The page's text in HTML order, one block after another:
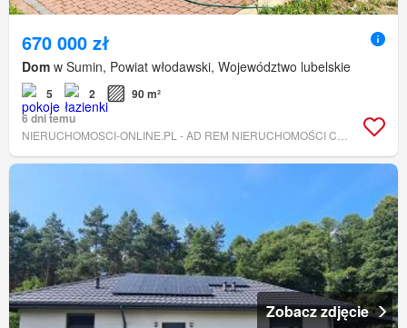
670 000 zł
Dom w Sumin, Powiat włodawski, Województwo lubelskie
5 2
90 m²
6 dni temu
Zobacz zdjęcie